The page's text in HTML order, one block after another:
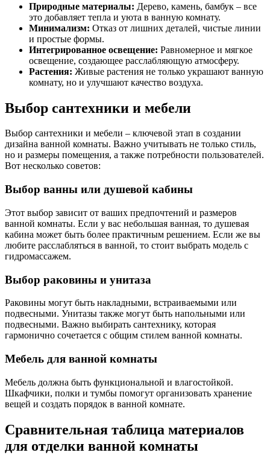
Природные материалы: Дерево, камень, бамбук – все
это добавляет тепла и уюта в ванную комнату.
Минимализм: Отказ от лишних деталей, чистые линии
и простые формы.
Интегрированное освещение: Равномерное и мягкое
освещение, создающее расслабляющую атмосферу.
Растения: Живые растения не только украшают ванную
комнату, но и улучшают качество воздуха.
Выбор сантехники и мебели
Выбор сантехники и мебели – ключевой этап в создании
дизайна ванной комнаты. Важно учитывать не только стиль,
но и размеры помещения, а также потребности пользователей.
Вот несколько советов:
Выбор ванны или душевой кабины
Этот выбор зависит от ваших предпочтений и размеров
ванной комнаты. Если у вас небольшая ванная, то душевая
кабина может быть более практичным решением. Если же вы
любите расслабляться в ванной, то стоит выбрать модель с
гидромассажем.
Выбор раковины и унитаза
Раковины могут быть накладными, встраиваемыми или
подвесными. Унитазы также могут быть напольными или
подвесными. Важно выбирать сантехнику, которая
гармонично сочетается с общим стилем ванной комнаты.
Мебель для ванной комнаты
Мебель должна быть функциональной и влагостойкой.
Шкафчики, полки и тумбы помогут организовать хранение
вещей и создать порядок в ванной комнате.
Сравнительная таблица материалов
для отделки ванной комнаты